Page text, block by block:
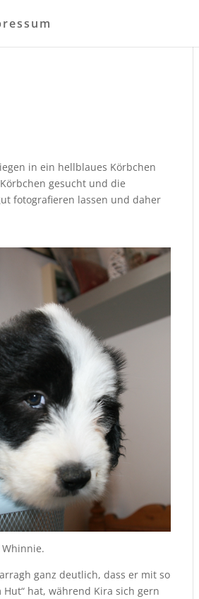
in ein hellblaues Körbchen
gesucht und die
fotografieren lassen und daher
ganz deutlich, dass er mit so
hat, während Kira sich gern